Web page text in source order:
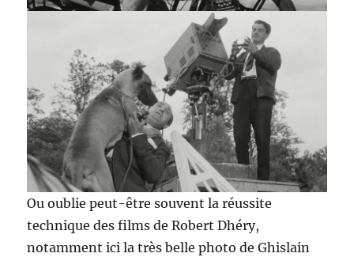
Ou oublie peut-être souvent la réussite
technique des films de Robert Dhéry,
notamment ici la très belle photo de Ghislain